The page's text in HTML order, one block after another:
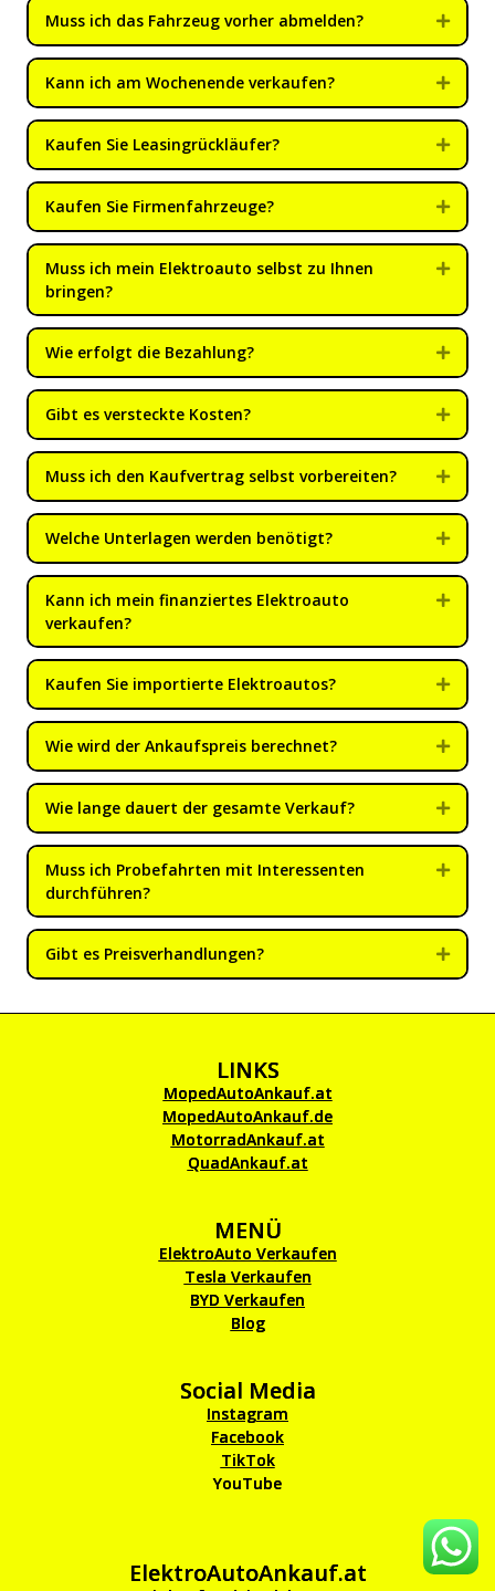
Muss ich das Fahrzeug vorher abmelden?
Kann ich am Wochenende verkaufen?
Kaufen Sie Leasingrückläufer?
Kaufen Sie Firmenfahrzeuge?
Muss ich mein Elektroauto selbst zu Ihnen
bringen?
Wie erfolgt die Bezahlung?
Gibt es versteckte Kosten?
Muss ich den Kaufvertrag selbst vorbereiten?
Welche Unterlagen werden benötigt?
Kann ich mein finanziertes Elektroauto
verkaufen?
Kaufen Sie importierte Elektroautos?
Wie wird der Ankaufspreis berechnet?
Wie lange dauert der gesamte Verkauf?
Muss ich Probefahrten mit Interessenten
durchführen?
Gibt es Preisverhandlungen?
LINKS
MopedAutoAnkauf.at
MopedAutoAnkauf.de
MotorradAnkauf.at
QuadAnkauf.at
MENÜ
ElektroAuto Verkaufen
Tesla Verkaufen
BYD Verkaufen
Blog
Social Media
Instagram
Facebook
TikTok
YouTube
ElektroAutoAnkauf.at